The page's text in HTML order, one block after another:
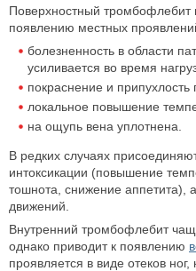
Поверхностный тромбофлебит
появлению местных
болезненность в области
усиливается во время
покраснение и припухлость
локальное повышение
на ощупь вена уплотнена.
В редких случаях
интоксикации (повышение
тошнота, снижение аппетита),
движений.
Внутренний тромбофлебит
однако приводит к появлению
проявляется в виде отеков